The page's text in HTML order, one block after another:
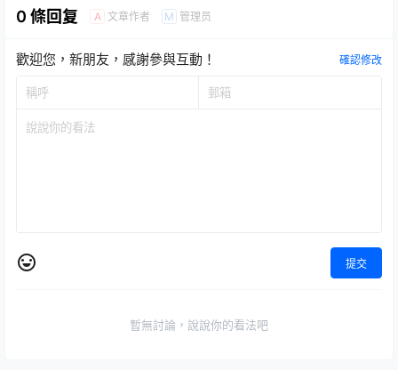
0 條回复 A 文章作者 M 管理员
歡迎您，新朋友，感謝參與互動！ 確認修改
提交
暫無討論，說說你的看法吧